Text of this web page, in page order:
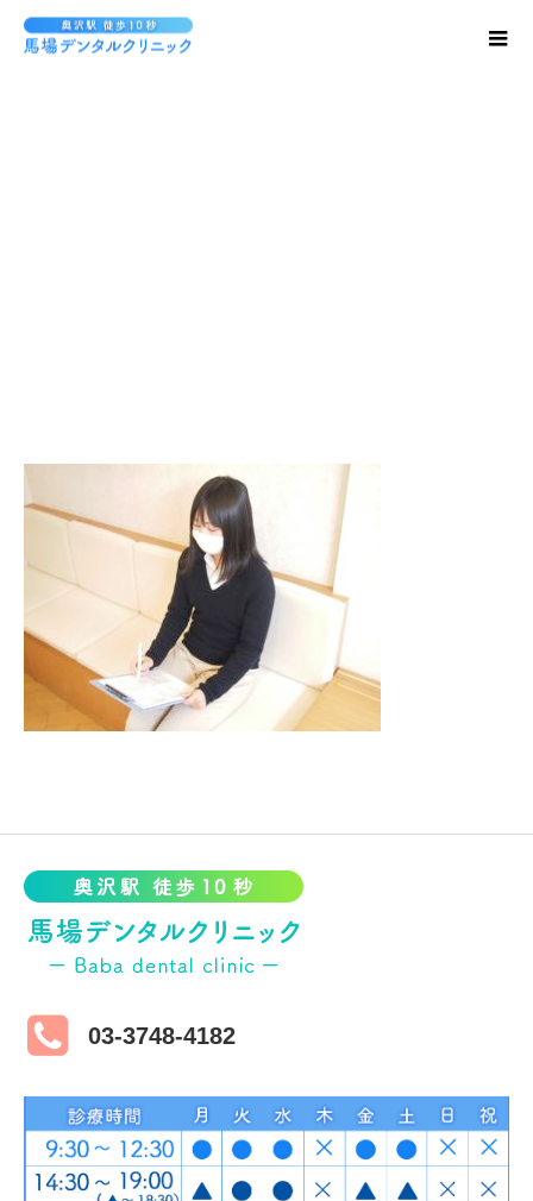
03-3748-4182